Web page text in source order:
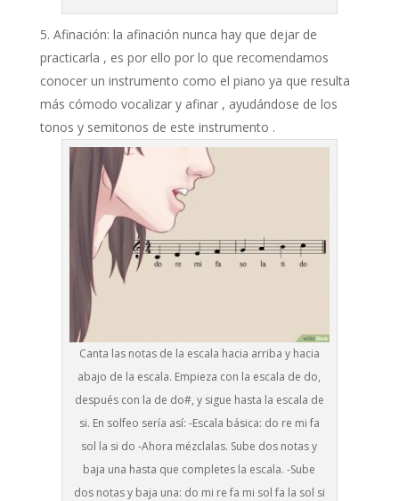
Afinación: la afinación nunca hay que dejar de
practicarla , es por ello por lo que recomendamos
conocer un instrumento como el piano ya que resulta
más cómodo vocalizar y afinar , ayudándose de los
tonos y semitonos de este instrumento .
Canta las notas de la escala hacia arriba y hacia
abajo de la escala. Empieza con la escala de do,
después con la de do#, y sigue hasta la escala de
si. En solfeo sería así: -Escala básica: do re mi fa
sol la si do -Ahora mézclalas. Sube dos notas y
baja una hasta que completes la escala. -Sube
dos notas y baja una: do mi re fa mi sol fa la sol si